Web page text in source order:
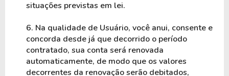
situações previstas em lei.
6. Na qualidade de Usuário, você anui, consente e
concorda desde já que decorrido o período
contratado, sua conta será renovada
automaticamente, de modo que os valores
decorrentes da renovação serão debitados,